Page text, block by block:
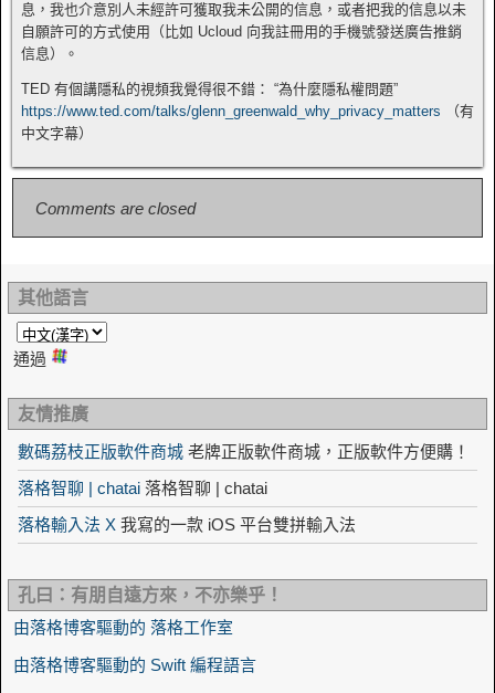
息，我也介意別人未經許可獲取我未公開的信息，或者把我的信息以未
自願許可的方式使用（比如 Ucloud 向我註冊用的手機號發送廣告推銷
信息）。
TED 有個講隱私的視頻我覺得很不錯： “為什麼隱私權問題”
https://www.ted.com/talks/glenn_greenwald_why_privacy_matters （有
中文字幕）
Comments are closed
其他語言
通過
友情推廣
數碼荔枝正版軟件商城 老牌正版軟件商城，正版軟件方便購！
落格智聊 | chatai 落格智聊 | chatai
落格輸入法 X 我寫的一款 iOS 平台雙拼輸入法
孔曰：有朋自遠方來，不亦樂乎！
由落格博客驅動的 落格工作室
由落格博客驅動的 Swift 編程語言